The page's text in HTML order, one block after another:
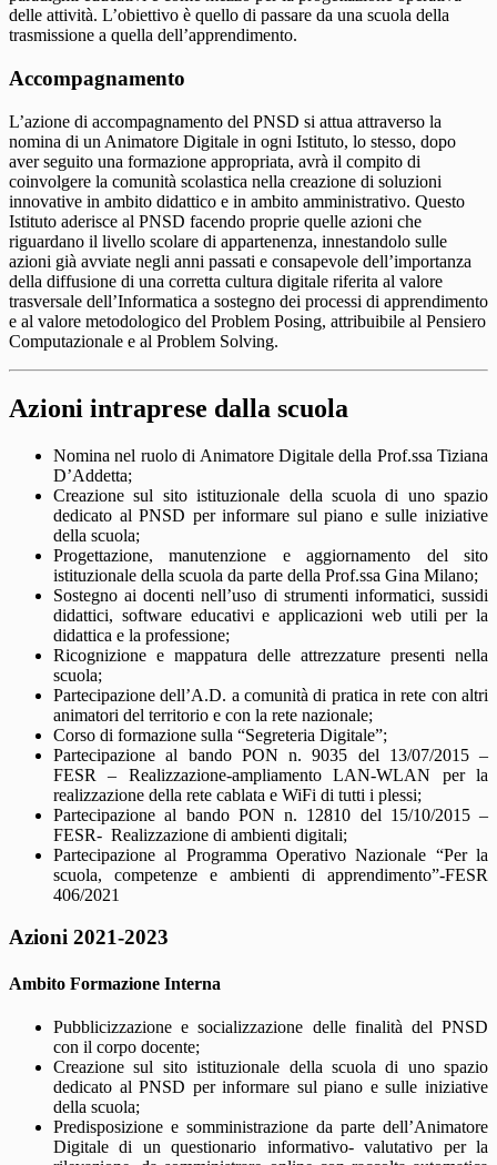
delle attività. L’obiettivo è quello di passare da una scuola della
trasmissione a quella dell’apprendimento.
Accompagnamento
L’azione di accompagnamento del PNSD si attua attraverso la
nomina di un Animatore Digitale in ogni Istituto, lo stesso, dopo
aver seguito una formazione appropriata, avrà il compito di
coinvolgere la comunità scolastica nella creazione di soluzioni
innovative in ambito didattico e in ambito amministrativo. Questo
Istituto aderisce al PNSD facendo proprie quelle azioni che
riguardano il livello scolare di appartenenza, innestandolo sulle
azioni già avviate negli anni passati e consapevole dell’importanza
della diffusione di una corretta cultura digitale riferita al valore
trasversale dell’Informatica a sostegno dei processi di apprendimento
e al valore metodologico del Problem Posing, attribuibile al Pensiero
Computazionale e al Problem Solving.
Azioni intraprese dalla scuola
Nomina nel ruolo di Animatore Digitale della Prof.ssa Tiziana
D’Addetta;
Creazione sul sito istituzionale della scuola di uno spazio
dedicato al PNSD per informare sul piano e sulle iniziative
della scuola;
Progettazione, manutenzione e aggiornamento del sito
istituzionale della scuola da parte della Prof.ssa Gina Milano;
Sostegno ai docenti nell’uso di strumenti informatici, sussidi
didattici, software educativi e applicazioni web utili per la
didattica e la professione;
Ricognizione e mappatura delle attrezzature presenti nella
scuola;
Partecipazione dell’A.D. a comunità di pratica in rete con altri
animatori del territorio e con la rete nazionale;
Corso di formazione sulla “Segreteria Digitale”;
Partecipazione al bando PON n. 9035 del 13/07/2015 –
FESR – Realizzazione-ampliamento LAN-WLAN per la
realizzazione della rete cablata e WiFi di tutti i plessi;
Partecipazione al bando PON n. 12810 del 15/10/2015 –
FESR- Realizzazione di ambienti digitali;
Partecipazione al Programma Operativo Nazionale “Per la
scuola, competenze e ambienti di apprendimento”-FESR
406/2021
Azioni 2021-2023
Ambito Formazione Interna
Pubblicizzazione e socializzazione delle finalità del PNSD
con il corpo docente;
Creazione sul sito istituzionale della scuola di uno spazio
dedicato al PNSD per informare sul piano e sulle iniziative
della scuola;
Predisposizione e somministrazione da parte dell’Animatore
Digitale di un questionario informativo- valutativo per la